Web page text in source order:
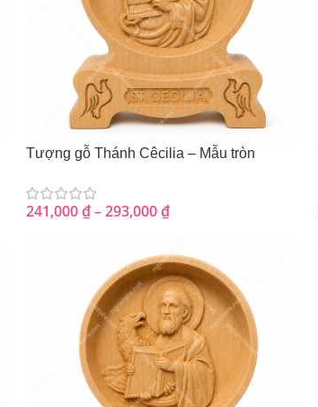
Tượng gỗ Thánh Cêcilia – Mẫu tròn
241,000₫–293,000₫